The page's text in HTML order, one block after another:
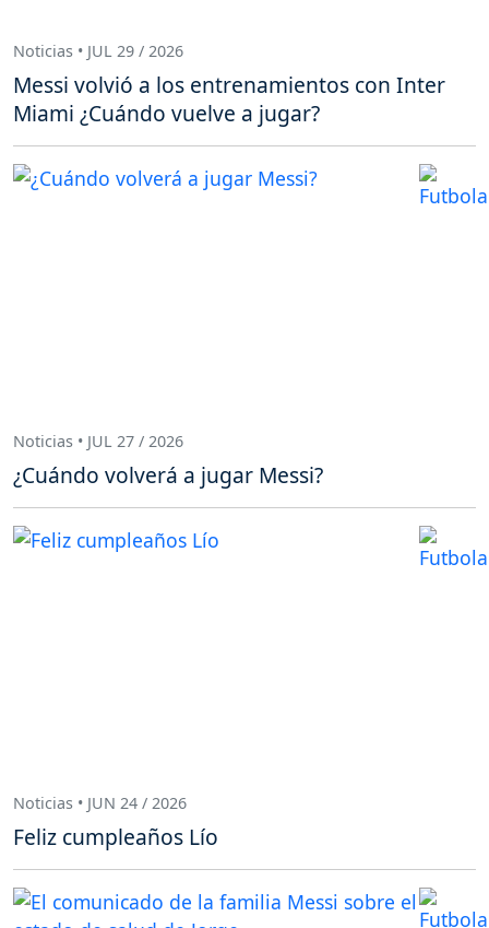
Noticias • JUL 29 / 2026
Messi volvió a los entrenamientos con Inter
Miami ¿Cuándo vuelve a jugar?
Noticias • JUL 27 / 2026
¿Cuándo volverá a jugar Messi?
Noticias • JUN 24 / 2026
Feliz cumpleaños Lío